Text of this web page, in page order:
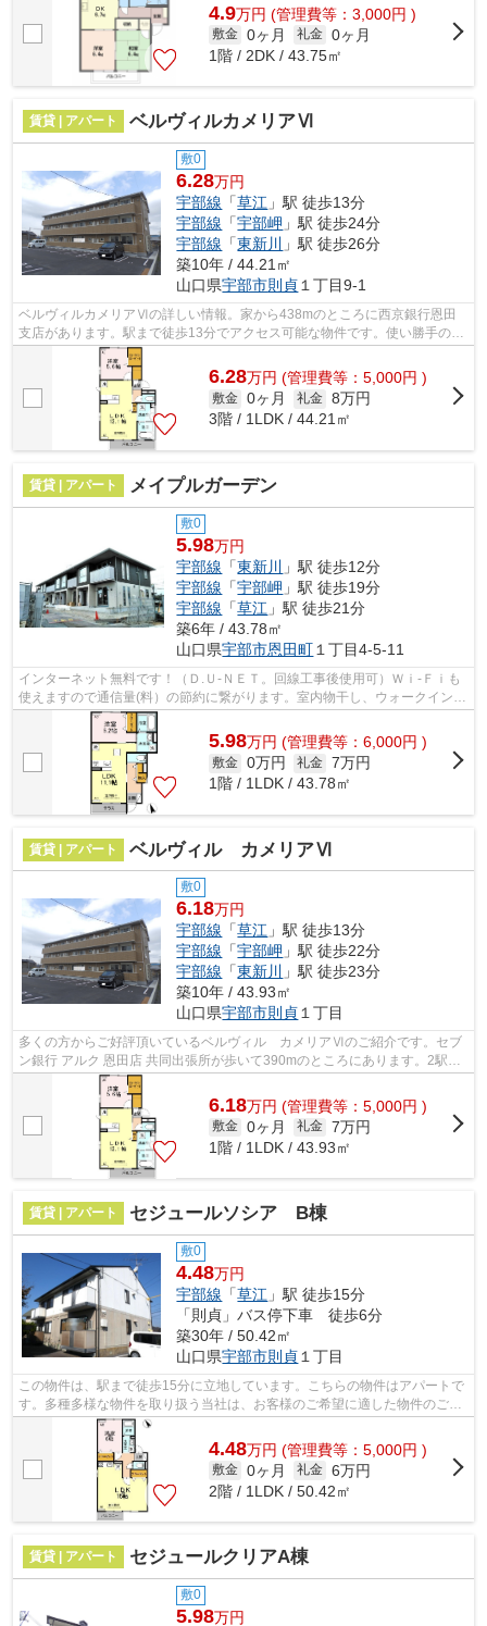
4.9万円 (管理費等：3,000円 )
敷金 0ヶ月 礼金 0ヶ月
1階 / 2DK / 43.75㎡
賃貸 | アパート ベルヴィルカメリアⅥ
敷0
6.28万円
宇部線 「草江 」駅 徒歩13分
宇部線 「宇部岬 」駅 徒歩24分
宇部線 「東新川
」駅 徒歩26分
築10年 / 44.21㎡
山口県宇部市則貞 １丁目9-1
ベルヴィルカメリアⅥの詳しい情報。家から438mのところに西京銀行恩田
支店があります。駅まで徒歩13分でアクセス可能な物件です。使い勝手の良
いアパートでイチオシの物件です。できる...
6.28万円 (管理費等：5,000円 )
敷金 0ヶ月 礼金 8万円
3階 / 1LDK / 44.21㎡
賃貸 | アパート メイプルガーデン
敷0
5.98万円
宇部線 「東新川
」駅 徒歩12分
宇部線 「宇部岬 」駅 徒歩19分
宇部線 「草江 」駅 徒歩21分
築6年 / 43.78㎡
山口県宇部市恩田町 １丁目4-5-11
インターネット無料です！（Ｄ.Ｕ-ＮＥＴ。回線工事後使用可）Ｗｉ-Ｆｉも
使えますので通信量(料）の節約に繋がります。室内物干し、ウォークインク
ローゼット、エアコン2台付き、全室...
5.98万円 (管理費等：6,000円 )
敷金 0万円 礼金 7万円
1階 / 1LDK / 43.78㎡
賃貸 | アパート ベルヴィル カメリアⅥ
敷0
6.18万円
宇部線 「草江 」駅 徒歩13分
宇部線 「宇部岬 」駅 徒歩22分
宇部線 「東新川
」駅 徒歩23分
築10年 / 43.93㎡
山口県宇部市則貞１丁目
多くの方からご好評頂いているベルヴィル カメリアⅥのご紹介です。セブ
ン銀行 アルク 恩田店 共同出張所が歩いて390mのところにあります。2駅利
用可能の物件です。ご紹介するのは平成...
6.18万円 (管理費等：5,000円 )
敷金 0ヶ月 礼金 7万円
1階 / 1LDK / 43.93㎡
賃貸 | アパート セジュールソシア B棟
敷0
4.48万円
宇部線 「草江 」駅 徒歩15分
「則貞」バス停下車 徒歩6分
築30年 / 50.42㎡
山口県宇部市則貞１丁目
この物件は、駅まで徒歩15分に立地しています。こちらの物件はアパートで
す。多種多様な物件を取り扱う当社は、お客様のご希望に適した物件のご紹
介をさせていただきます。こだわりた...
4.48万円 (管理費等：5,000円 )
敷金 0ヶ月 礼金 6万円
2階 / 1LDK / 50.42㎡
賃貸 | アパート セジュールクリアA棟
敷0
5.98万円